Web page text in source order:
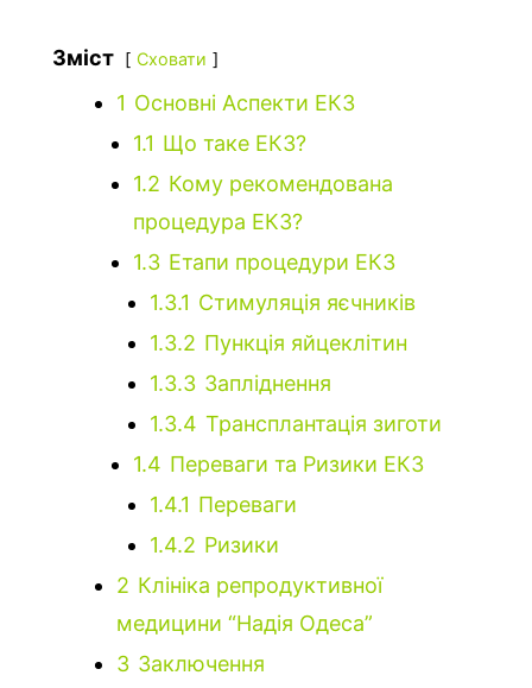
Зміст Сховати
1 Основні Аспекти ЕКЗ
1.1 Що таке ЕКЗ?
1.2 Кому рекомендована
процедура ЕКЗ?
1.3 Етапи процедури ЕКЗ
1.3.1 Стимуляція яєчників
1.3.2 Пункція яйцеклітин
1.3.3 Запліднення
1.3.4 Трансплантація зиготи
1.4 Переваги та Ризики ЕКЗ
1.4.1 Переваги
1.4.2 Ризики
2 Клініка репродуктивної
медицини “Надія Одеса”
3 Заключення